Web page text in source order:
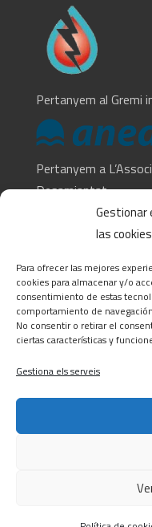
Gestionar
las cookies
Para ofrecer las mejores
cookies para almacenar y/o
consentimiento de estas
comportamiento de
No consentir o retirar el
ciertas características y
Gestiona els serveis
Pertanyem al Gremi
Pertanyem a
Desamiantat
CONTACTA
C/ Barcelona, 74 –
T 977445339 / M
info@alsocasals.com